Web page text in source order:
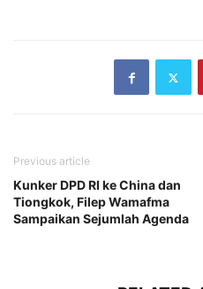
Previous article
Kunker DPD RI ke China dan
Tiongkok, Filep Wamafma
Sampaikan Sejumlah Agenda